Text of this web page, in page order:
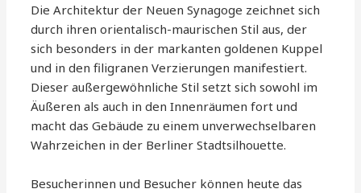
Die Architektur der Neuen Synagoge zeichnet sich
durch ihren orientalisch-maurischen Stil aus, der
sich besonders in der markanten goldenen Kuppel
und in den filigranen Verzierungen manifestiert.
Dieser außergewöhnliche Stil setzt sich sowohl im
Äußeren als auch in den Innenräumen fort und
macht das Gebäude zu einem unverwechselbaren
Wahrzeichen in der Berliner Stadtsilhouette.
Besucherinnen und Besucher können heute das